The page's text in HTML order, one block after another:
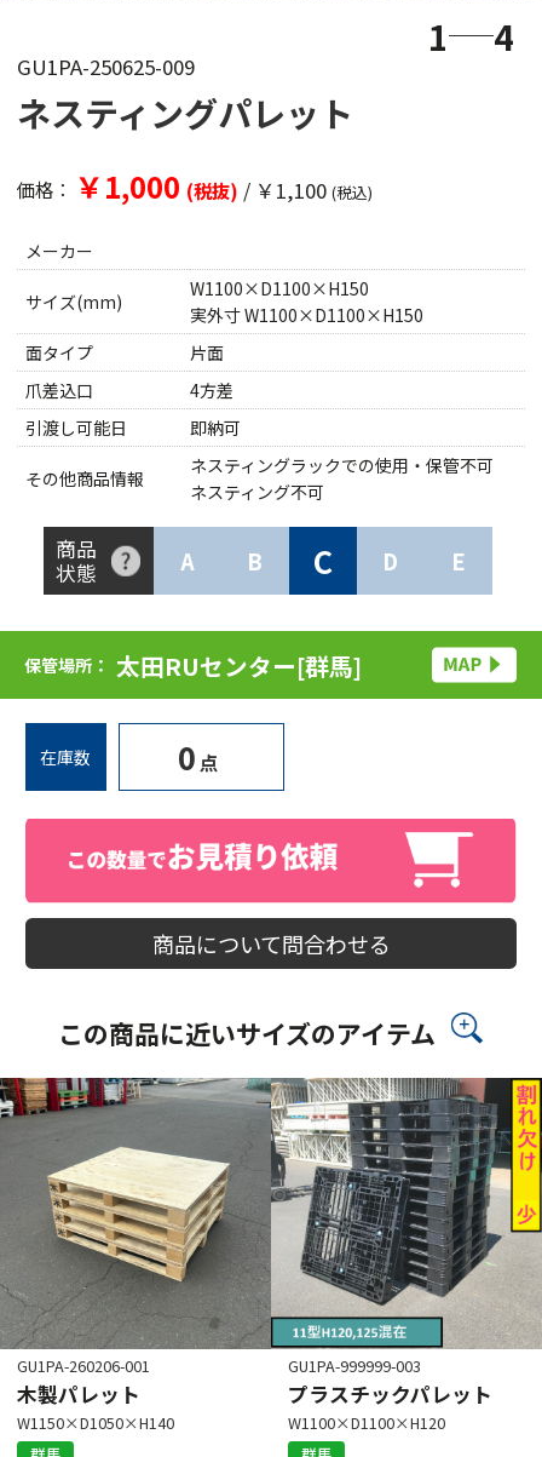
1 4
GU1PA-250625-009
ネスティングパレット
価格： ￥1,000 (税抜) / ￥1,100 (税込)
メーカー
サイズ(mm)
W1100×D1100×H150
実外寸 W1100×D1100×H150
面タイプ
片面
爪差込口
4方差
引渡し可能日
即納可
その他商品情報
ネスティングラックでの使用・保管不可
ネスティング不可
商品
状態
A B C D E
保管場所： 太田RUセンター[群馬]
在庫数 0 点
商品について問合わせる
この商品に近いサイズのアイテム
GU1PA-260206-001
木製パレット
W1150×D1050×H140
GU1PA-999999-003
プラスチックパレット
W1100×D1100×H120